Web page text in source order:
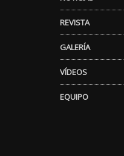
REVISTA
GALERÍA
VÍDEOS
EQUIPO